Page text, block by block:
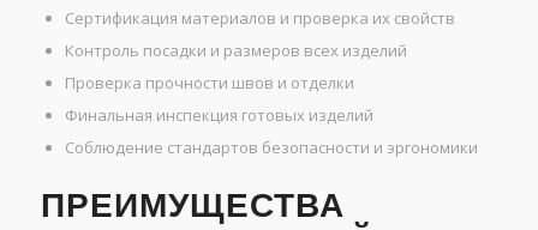
Сертификация материалов и проверка их свойств
Контроль посадки и размеров всех изделий
Проверка прочности швов и отделки
Финальная инспекция готовых изделий
Соблюдение стандартов безопасности и эргономики
ПРЕИМУЩЕСТВА